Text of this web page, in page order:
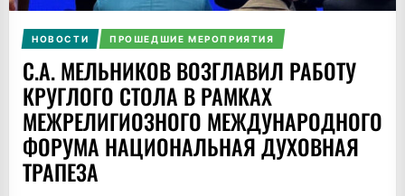
НОВОСТИ ПРОШЕДШИЕ МЕРОПРИЯТИЯ
С.А. МЕЛЬНИКОВ ВОЗГЛАВИЛ РАБОТУ
КРУГЛОГО СТОЛА В РАМКАХ
МЕЖРЕЛИГИОЗНОГО МЕЖДУНАРОДНОГО
ФОРУМА НАЦИОНАЛЬНАЯ ДУХОВНАЯ
ТРАПЕЗА